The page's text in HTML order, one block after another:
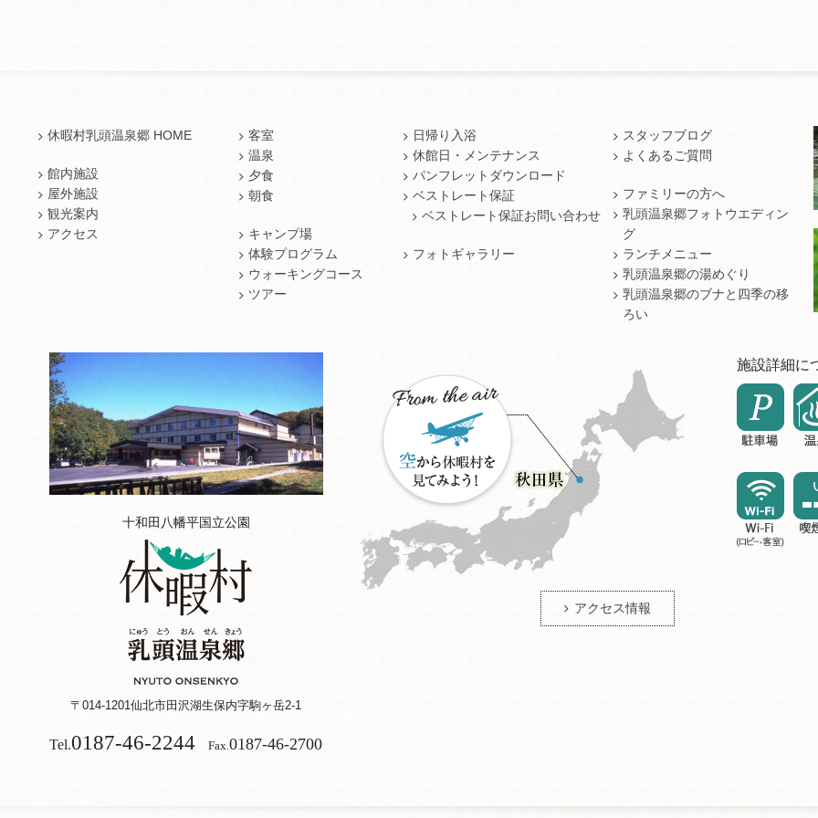
休暇村乳頭温泉郷 HOME
館内施設
屋外施設
観光案内
アクセス
客室
温泉
夕食
朝食
キャンプ場
体験プログラム
ウォーキングコース
ツアー
日帰り入浴
休館日・メンテナンス
パンフレットダウンロード
ベストレート保証
ベストレート保証お問い合わせ
フォトギャラリー
スタッフブログ
よくあるご質問
ファミリーの方へ
乳頭温泉郷フォトウエディン
グ
ランチメニュー
乳頭温泉郷の湯めぐり
乳頭温泉郷のブナと四季の移
ろい
十和田八幡平国立公園
〒014-1201仙北市田沢湖生保内字駒ヶ岳2-1
Tel.0187-46-2244 Fax. 0187-46-2700
アクセス情報
施設詳細に